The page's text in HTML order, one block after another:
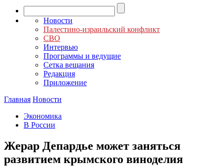
Новости
Палестино-израильский конфликт
СВО
Интервью
Программы и ведущие
Сетка вещания
Редакция
Приложение
Главная Новости
Экономика
В России
Жерар Депардье может заняться
развитием крымского виноделия